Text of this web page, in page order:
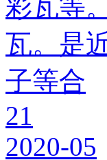
彩瓦等
瓦。是
子等合
21
2020-05